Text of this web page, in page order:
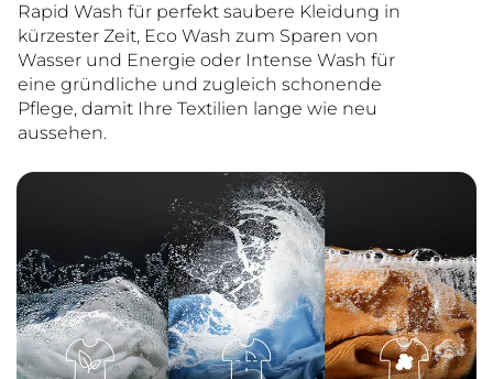
Rapid Wash für perfekt saubere Kleidung in
kürzester Zeit, Eco Wash zum Sparen von
Wasser und Energie oder Intense Wash für
eine gründliche und zugleich schonende
Pflege, damit Ihre Textilien lange wie neu
aussehen.